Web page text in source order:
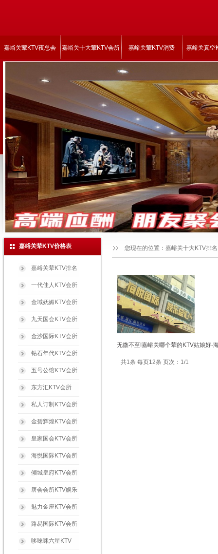
嘉峪关荤KTV夜总会 嘉峪关十大荤KTV会所 嘉峪关荤KTV消费 嘉峪关真空
嘉峪关荤KTV价格表
嘉峪关荤KTV排名
一代佳人KTV会所
金域妩媚KTV会所
九天国会KTV会所
金沙国际KTV会所
钻石年代KTV会所
五号公馆KTV会所
东方汇KTV会所
私人订制KTV会所
金碧辉煌KTV会所
皇家国会KTV会所
海悦国际KTV会所
倾城皇府KTV会所
唐会会所KTV娱乐
魅力金座KTV会所
路易国际KTV会所
哆唻咪六星KTV
无微不至!嘉峪关哪个荤的KTV姑娘好-
共1条 每页12条 页次：1/1
您现在的位置： 嘉峪关十大KTV排名